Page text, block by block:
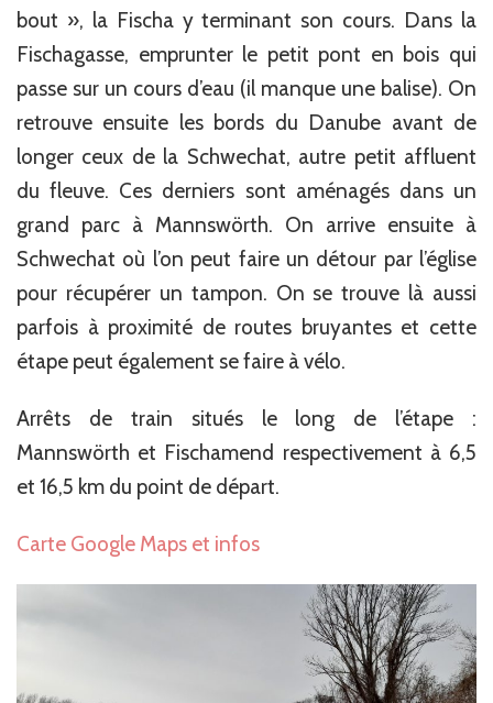
bout », la Fischa y terminant son cours. Dans la
Fischagasse, emprunter le petit pont en bois qui
passe sur un cours d’eau (il manque une balise). On
retrouve ensuite les bords du Danube avant de
longer ceux de la Schwechat, autre petit affluent
du fleuve. Ces derniers sont aménagés dans un
grand parc à Mannswörth. On arrive ensuite à
Schwechat où l’on peut faire un détour par l’église
pour récupérer un tampon. On se trouve là aussi
parfois à proximité de routes bruyantes et cette
étape peut également se faire à vélo.
Arrêts de train situés le long de l’étape :
Mannswörth et Fischamend respectivement à 6,5
et 16,5 km du point de départ.
Carte Google Maps et infos